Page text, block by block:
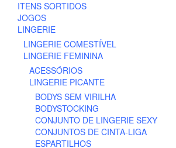
the
ITENS SORTIDOS
JOGOS
LINGERIE
LINGERIE COMESTÍVEL
LINGERIE FEMININA
ACESSÓRIOS
LINGERIE PICANTE
BODYS SEM VIRILHA
BODYSTOCKING
CONJUNTO DE LINGERIE SEXY
CONJUNTOS DE CINTA-LIGA
ESPARTILHOS